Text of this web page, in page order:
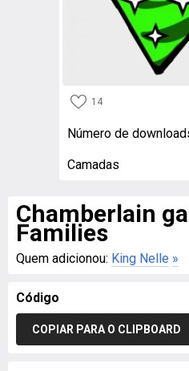
14
Número de
Camadas
Chamberlain
Families
Quem adicionou: King Nelle »
Código
COPIAR PARA O CLIPBOARD